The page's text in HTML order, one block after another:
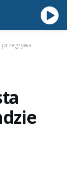
przegrywa